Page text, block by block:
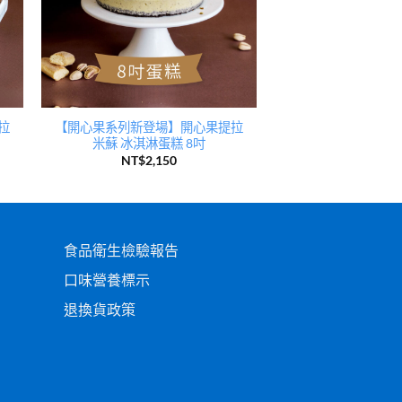
【開心果系列新登場】開心果提拉
米蘇 冰淇淋蛋糕 8吋
NT$2,150
食品衛生檢驗報告
口味營養標示
退換貨政策